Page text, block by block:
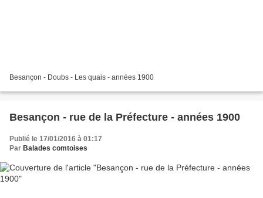
Besançon - Doubs - Les quais - années 1900
Besançon - rue de la Préfecture - années 1900
Publié le 17/01/2016 à 01:17
Par Balades comtoises